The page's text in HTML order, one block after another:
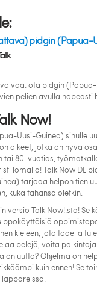
pidgin (Papua-
ota pidgin
pelien avulla nopeasti
Now!
Uusi-Guinea) sinulle
alkeet, jotka on hyvä
tai 80-vuotias,
lomalla! Talk Now DL
tarjoaa helpon tien
kuka tahansa oletkin.
versio Talk Now!:sta! Se
kieleen, jota todella
pelejä, voita
on uutta? Ohjelma on
kuin ennen! Se